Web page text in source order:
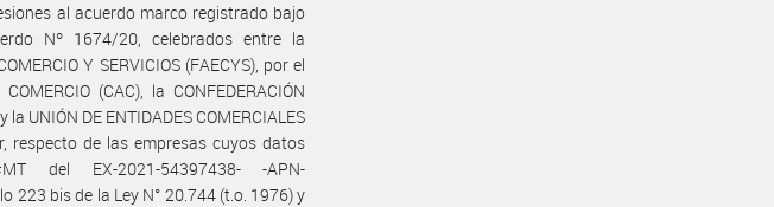
al acuerdo marco registrado bajo
Nº 1674/20, celebrados entre la
Y SERVICIOS (FAECYS), por el
(CAC), la CONFEDERACIÓN
UNIÓN DE ENTIDADES COMERCIALES
respecto de las empresas cuyos datos
del EX-2021-54397438- -APN-
223 bis de la Ley N° 20.744 (t.o. 1976) y